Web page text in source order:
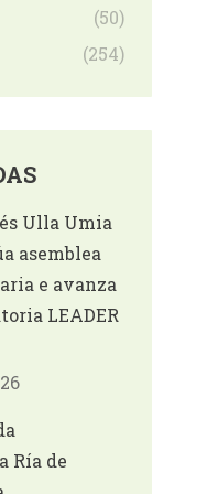
(50)
(254)
Ulla Umia
asemblea
e avanza
LEADER
Ría de